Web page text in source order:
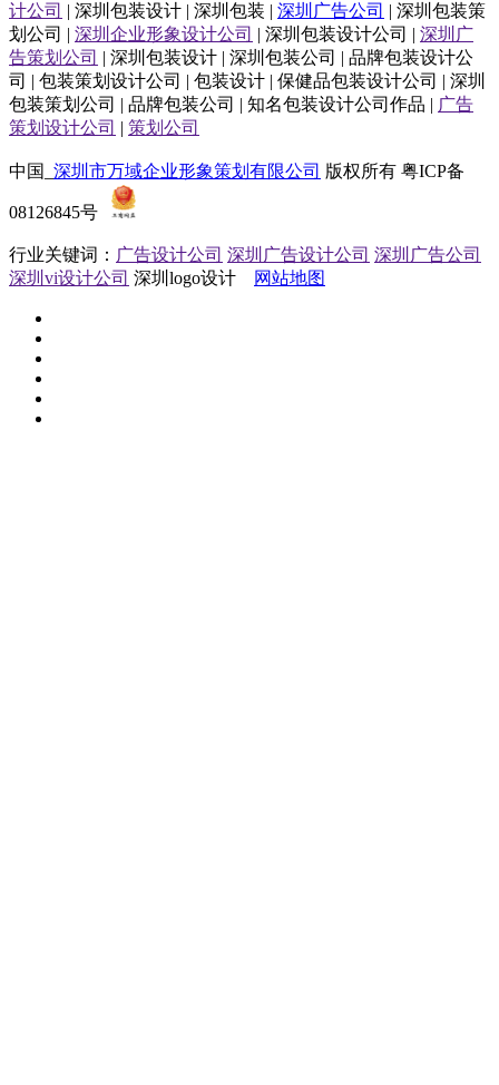
计公司 | 深圳包装设计 | 深圳包装 | 深圳广告公司 | 深圳包装策
划公司 | 深圳企业形象设计公司 | 深圳包装设计公司 | 深圳广
告策划公司 | 深圳包装设计 | 深圳包装公司 | 品牌包装设计公
司 | 包装策划设计公司 | 包装设计 | 保健品包装设计公司 | 深圳
包装策划公司 | 品牌包装公司 | 知名包装设计公司作品 | 广告
策划设计公司 | 策划公司
中国_ 深圳市万域企业形象策划有限公司 版权所有 粤ICP备
08126845号
行业关键词： 广告设计公司 深圳广告设计公司 深圳广告公司
深圳vi设计公司 深圳logo设计 网站地图